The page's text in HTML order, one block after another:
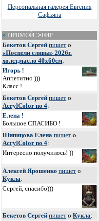
Персональная галерея Евгения
Сафьяна
ПРЯМОЙ ЭФИР
Бекетов Сергей пишет о
«Поспели сливы» 2026г.
холст,масло 40х60см:
Игорь !
Аппетитно )))
Класс !
Бекетов Сергей пишет о
AcrylColor no 4:
Елена !
Большое СПАСИБО !
Шипицова Елена пишет о
AcrylColor no 4:
Интересно получилось! ))
Алексей Ярошенко пишет о
Кукла:
Сергей, спасибо)))
Бекетов Сергей пишет о Кукла: